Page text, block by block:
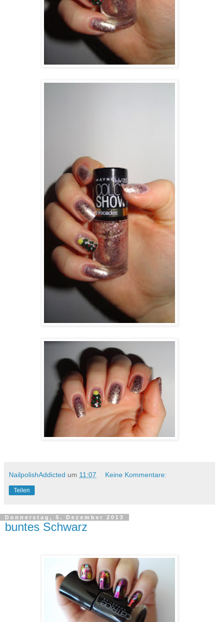
NailpolishAddicted um 11:07 Keine Kommentare:
Teilen
Donnerstag, 5. Dezember 2013
buntes Schwarz